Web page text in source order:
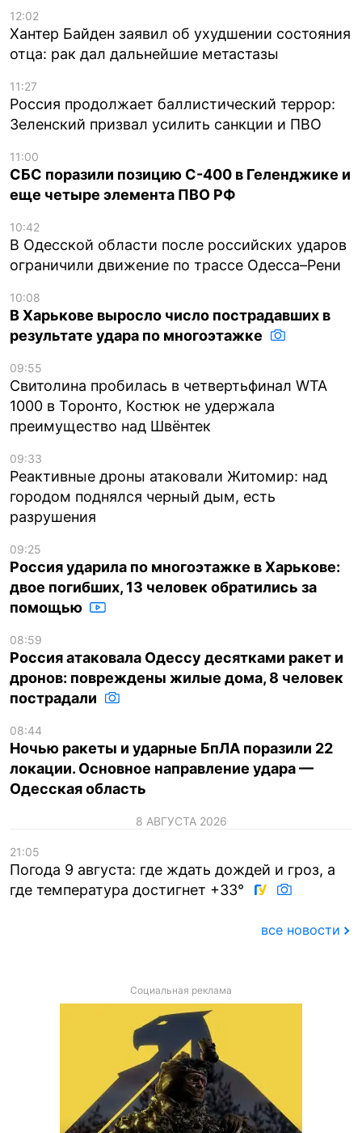
12:02
Хантер Байден заявил об ухудшении состояния
отца: рак дал дальнейшие метастазы
11:27
Россия продолжает баллистический террор:
Зеленский призвал усилить санкции и ПВО
11:00
СБС поразили позицию С-400 в Геленджике и
еще четыре элемента ПВО РФ
10:42
В Одесской области после российских ударов
ограничили движение по трассе Одесса–Рени
10:08
В Харькове выросло число пострадавших в
результате удара по многоэтажке
09:55
Свитолина пробилась в четвертьфинал WTA
1000 в Торонто, Костюк не удержала
преимущество над Швёнтек
09:33
Реактивные дроны атаковали Житомир: над
городом поднялся черный дым, есть
разрушения
09:25
Россия ударила по многоэтажке в Харькове:
двое погибших, 13 человек обратились за
помощью
08:59
Россия атаковала Одессу десятками ракет и
дронов: повреждены жилые дома, 8 человек
пострадали
08:44
Ночью ракеты и ударные БпЛА поразили 22
локации. Основное направление удара —
Одесская область
8 АВГУСТА 2026
21:05
Погода 9 августа: где ждать дождей и гроз, а
где температура достигнет +33°
все новости
Социальная реклама